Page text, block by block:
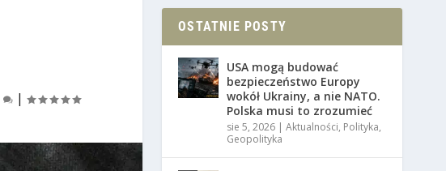
|
OSTATNIE POSTY
USA mogą budować
bezpieczeństwo Europy
wokół Ukrainy, a nie NATO.
Polska musi to zrozumieć
sie 5, 2026 |Aktualności, Polityka,
Geopolityka